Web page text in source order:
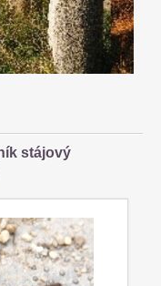
stájový